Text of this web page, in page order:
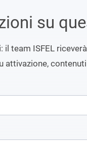
su
team ISFEL